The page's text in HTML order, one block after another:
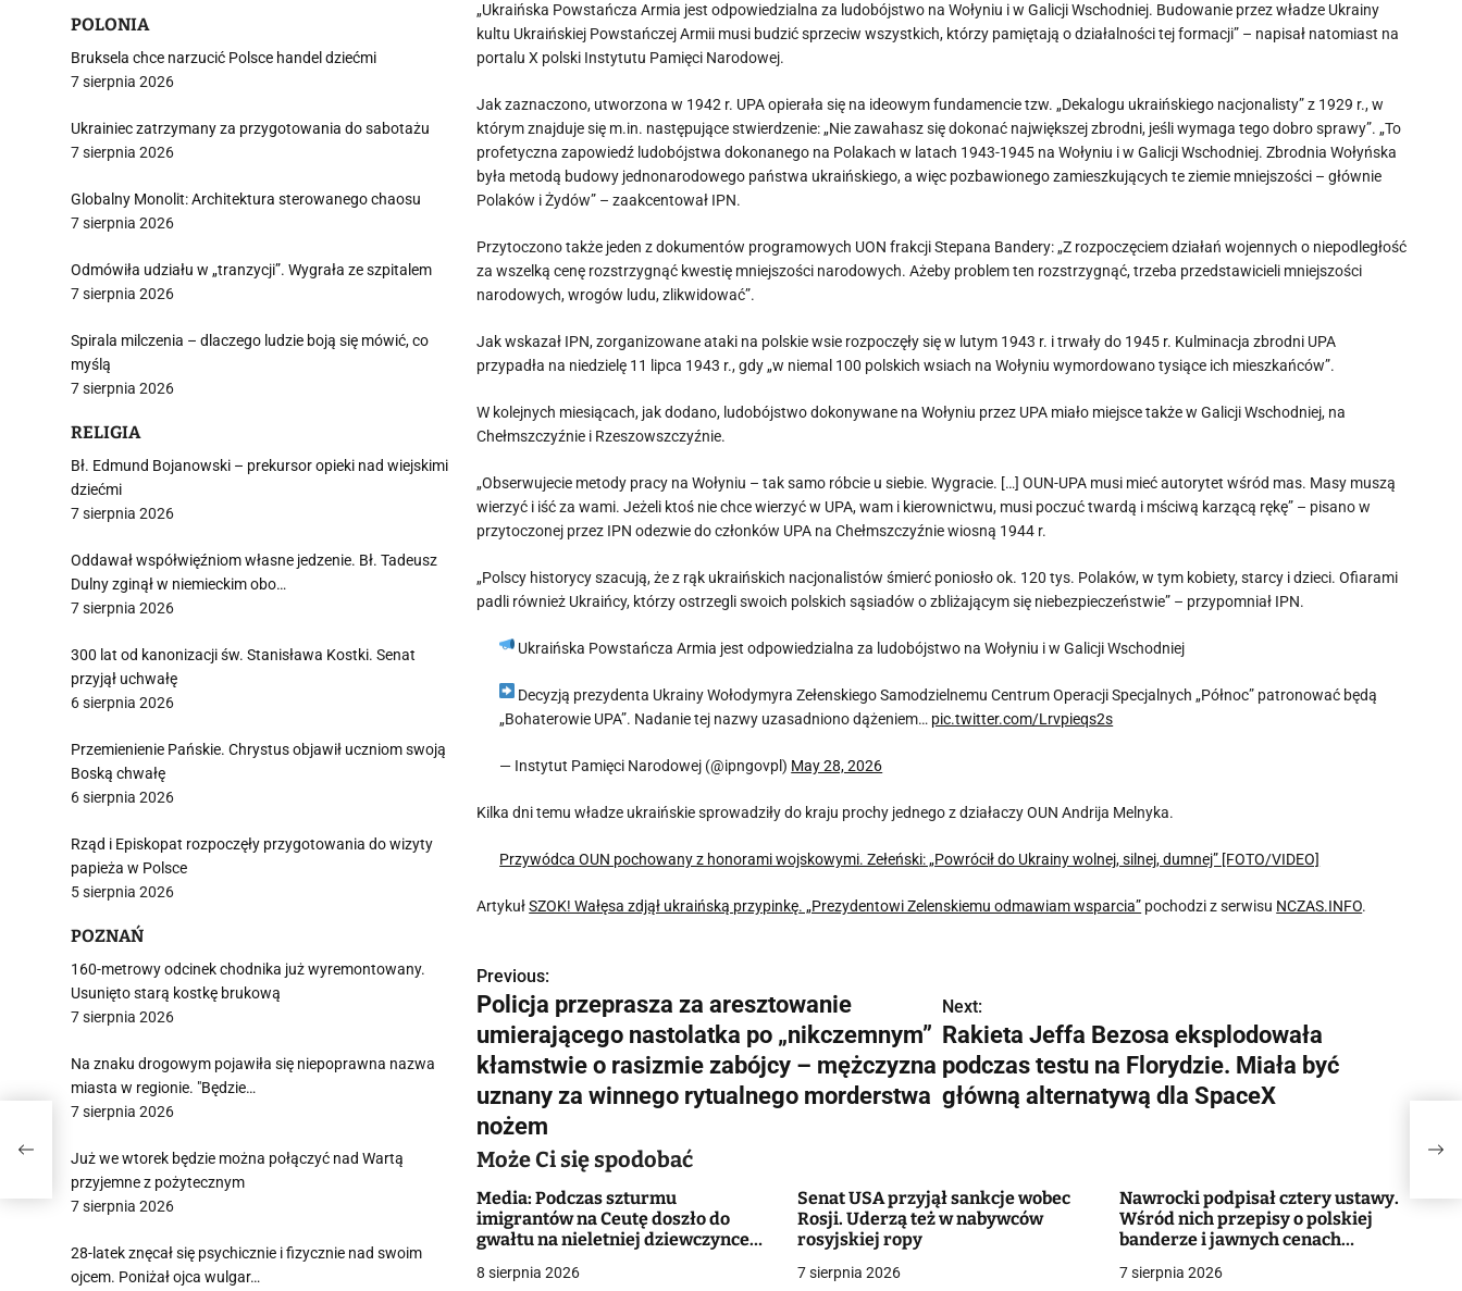
„Ukraińska Powstańcza Armia jest odpowiedzialna za ludobójstwo na Wołyniu i w Galicji Wschodniej. Budowanie przez władze Ukrainy
kultu Ukraińskiej Powstańczej Armii musi budzić sprzeciw wszystkich, którzy pamiętają o działalności tej formacji” – napisał natomiast na
portalu X polski Instytutu Pamięci Narodowej.
Jak zaznaczono, utworzona w 1942 r. UPA opierała się na ideowym fundamencie tzw. „Dekalogu ukraińskiego nacjonalisty” z 1929 r., w
którym znajduje się m.in. następujące stwierdzenie: „Nie zawahasz się dokonać największej zbrodni, jeśli wymaga tego dobro sprawy”. „To
profetyczna zapowiedź ludobójstwa dokonanego na Polakach w latach 1943-1945 na Wołyniu i w Galicji Wschodniej. Zbrodnia Wołyńska
była metodą budowy jednonarodowego państwa ukraińskiego, a więc pozbawionego zamieszkujących te ziemie mniejszości – głównie
Polaków i Żydów” – zaakcentował IPN.
Przytoczono także jeden z dokumentów programowych UON frakcji Stepana Bandery: „Z rozpoczęciem działań wojennych o niepodległość
za wszelką cenę rozstrzygnąć kwestię mniejszości narodowych. Ażeby problem ten rozstrzygnąć, trzeba przedstawicieli mniejszości
narodowych, wrogów ludu, zlikwidować”.
Jak wskazał IPN, zorganizowane ataki na polskie wsie rozpoczęły się w lutym 1943 r. i trwały do 1945 r. Kulminacja zbrodni UPA
przypadła na niedzielę 11 lipca 1943 r., gdy „w niemal 100 polskich wsiach na Wołyniu wymordowano tysiące ich mieszkańców”.
W kolejnych miesiącach, jak dodano, ludobójstwo dokonywane na Wołyniu przez UPA miało miejsce także w Galicji Wschodniej, na
Chełmszczyźnie i Rzeszowszczyźnie.
„Obserwujecie metody pracy na Wołyniu – tak samo róbcie u siebie. Wygracie. […] OUN-UPA musi mieć autorytet wśród mas. Masy muszą
wierzyć i iść za wami. Jeżeli ktoś nie chce wierzyć w UPA, wam i kierownictwu, musi poczuć twardą i mściwą karzącą rękę” – pisano w
przytoczonej przez IPN odezwie do członków UPA na Chełmszczyźnie wiosną 1944 r.
„Polscy historycy szacują, że z rąk ukraińskich nacjonalistów śmierć poniosło ok. 120 tys. Polaków, w tym kobiety, starcy i dzieci. Ofiarami
padli również Ukraińcy, którzy ostrzegli swoich polskich sąsiadów o zbliżającym się niebezpieczeństwie” – przypomniał IPN.
Ukraińska Powstańcza Armia jest odpowiedzialna za ludobójstwo na Wołyniu i w Galicji Wschodniej
Decyzją prezydenta Ukrainy Wołodymyra Zełenskiego Samodzielnemu Centrum Operacji Specjalnych „Północ” patronować będą
„Bohaterowie UPA”. Nadanie tej nazwy uzasadniono dążeniem… pic.twitter.com/Lrvpieqs2s
— Instytut Pamięci Narodowej (@ipngovpl) May 28, 2026
Kilka dni temu władze ukraińskie sprowadziły do kraju prochy jednego z działaczy OUN Andrija Melnyka.
Przywódca OUN pochowany z honorami wojskowymi. Zełeński: „Powrócił do Ukrainy wolnej, silnej, dumnej” [FOTO/VIDEO]
ArtykułSZOK! Wałęsa zdjął ukraińską przypinkę. „Prezydentowi Zelenskiemu odmawiam wsparcia” pochodzi z serwisu NCZAS.INFO.
N
a
w
i
g
a
c
j
Previous:
Policja przeprasza za aresztowanie
umierającego nastolatka po „nikczemnym”
kłamstwie o rasizmie zabójcy – mężczyzna
uznany za winnego rytualnego morderstwa
nożem
Next:
Rakieta Jeffa Bezosa eksplodowała
podczas testu na Florydzie. Miała być
główną alternatywą dla SpaceX
Może Ci się spodobać
Media: Podczas szturmu
imigrantów na Ceutę doszło do
gwałtu na nieletniej dziewczynce.
8 sierpnia 2026
Senat USA przyjął sankcje wobec
Rosji. Uderzą też w nabywców
rosyjskiej ropy
7 sierpnia 2026
Nawrocki podpisał cztery ustawy.
Wśród nich przepisy o polskiej
banderze i jawnych cenach
7 sierpnia 2026
POLONIA
Bruksela chce narzucić Polsce handel dziećmi
7 sierpnia 2026
Ukrainiec zatrzymany za przygotowania do sabotażu
7 sierpnia 2026
Globalny Monolit: Architektura sterowanego chaosu
7 sierpnia 2026
Odmówiła udziału w „tranzycji”. Wygrała ze szpitalem
7 sierpnia 2026
Spirala milczenia – dlaczego ludzie boją się mówić, co
myślą
7 sierpnia 2026
RELIGIA
Bł. Edmund Bojanowski – prekursor opieki nad wiejskimi
dziećmi
7 sierpnia 2026
Oddawał współwięźniom własne jedzenie. Bł. Tadeusz
Dulny zginął w niemieckim obo…
7 sierpnia 2026
300 lat od kanonizacji św. Stanisława Kostki. Senat
przyjął uchwałę
6 sierpnia 2026
Przemienienie Pańskie. Chrystus objawił uczniom swoją
Boską chwałę
6 sierpnia 2026
Rząd i Episkopat rozpoczęły przygotowania do wizyty
papieża w Polsce
5 sierpnia 2026
POZNAŃ
160-metrowy odcinek chodnika już wyremontowany.
Usunięto starą kostkę brukową
7 sierpnia 2026
Na znaku drogowym pojawiła się niepoprawna nazwa
miasta w regionie. "Będzie…
7 sierpnia 2026
Już we wtorek będzie można połączyć nad Wartą
przyjemne z pożytecznym
7 sierpnia 2026
28-latek znęcał się psychicznie i fizycznie nad swoim
ojcem. Poniżał ojca wulgar…
na